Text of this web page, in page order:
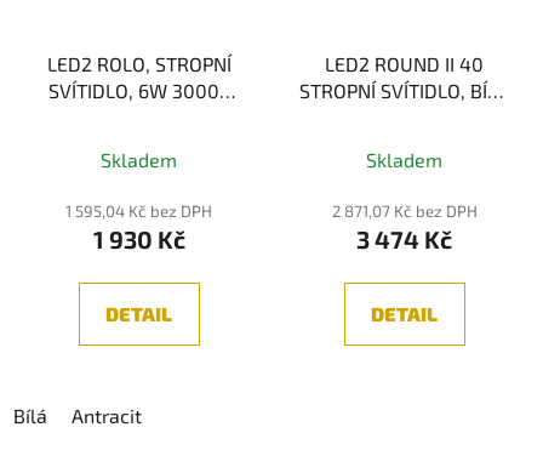
LED2 ROLO, STROPNÍ
SVÍTIDLO, 6W 3000K
Skladem
1 595,04 Kč bez DPH
1 930 Kč
DETAIL
Bílá Antracit
LED2 ROUND II 40
STROPNÍ SVÍTIDLO, BÍLÁ
Skladem
2 871,07 Kč bez DPH
3 474 Kč
DETAIL